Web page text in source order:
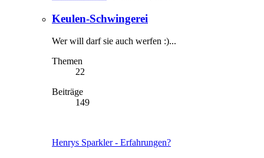
Keulen-Schwingerei
Wer will darf sie auch werfen :)...
Themen
22
Beiträge
149
Henrys Sparkler - Erfahrungen?